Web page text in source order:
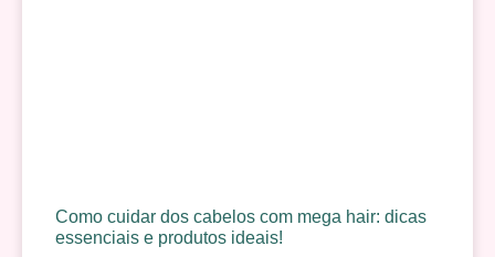
Como cuidar dos cabelos com mega hair: dicas
essenciais e produtos ideais!